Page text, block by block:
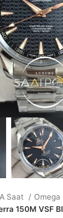
için tıklayın
Saat
Omega
150M VSF